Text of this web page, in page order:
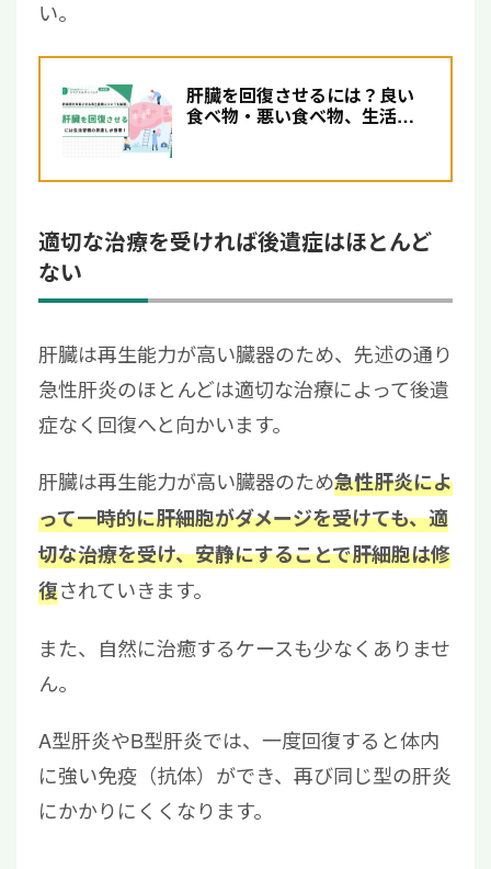
い。
肝臓を回復させるには？良い
食べ物・悪い食べ物、生活習
適切な治療を受ければ後遺症はほとんど
ない
肝臓は再生能力が高い臓器のため、先述の通り
急性肝炎のほとんどは適切な治療によって後遺
症なく回復へと向かいます。
肝臓は再生能力が高い臓器のため急性肝炎によ
って一時的に肝細胞がダメージを受けても、適
切な治療を受け、安静にすることで肝細胞は修
復されていきます。
また、自然に治癒するケースも少なくありませ
ん。
A型肝炎やB型肝炎では、一度回復すると体内
に強い免疫（抗体）ができ、再び同じ型の肝炎
にかかりにくくなります。